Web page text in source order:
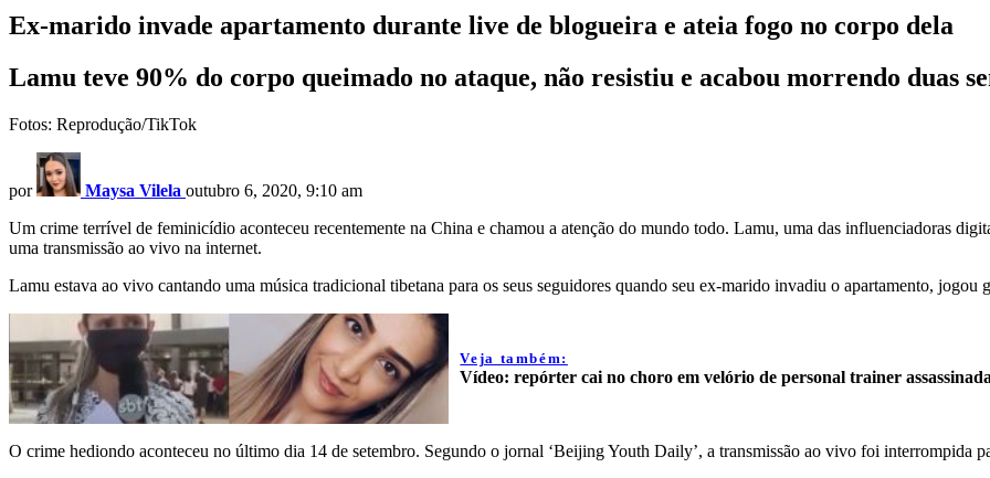
Ex-marido invade apartamento durante live de blogueira e ateia fogo no corpo dela
Lamu teve 90% do corpo queimado no ataque, não resistiu e acabou morrendo duas
Fotos: Reprodução/TikTok
por Maysa Vilela outubro 6, 2020, 9:10 am
Um crime terrível de feminicídio aconteceu recentemente na China e chamou a atenção do mundo todo. Lamu, uma das influenciadoras
uma transmissão ao vivo na internet.
Lamu estava ao vivo cantando uma música tradicional tibetana para os seus seguidores quando seu ex-marido invadiu o apartamento, jogou
Veja também:
Vídeo: repórter cai no choro em velório de personal trainer
O crime hediondo aconteceu no último dia 14 de setembro. Segundo o jornal ‘Beijing Youth Daily’, a transmissão ao vivo foi interrompida